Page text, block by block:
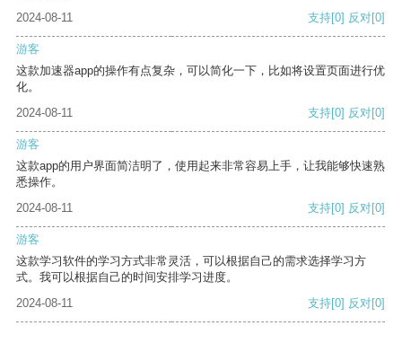
2024-08-11
支持[0] 反对[0]
游客
这款加速器app的操作有点复杂，可以简化一下，比如将设置页面进行优
化。
2024-08-11
支持[0] 反对[0]
游客
这款app的用户界面简洁明了，使用起来非常容易上手，让我能够快速熟
悉操作。
2024-08-11
支持[0] 反对[0]
游客
这款学习软件的学习方式非常灵活，可以根据自己的需求选择学习方
式。我可以根据自己的时间安排学习进度。
2024-08-11
支持[0] 反对[0]